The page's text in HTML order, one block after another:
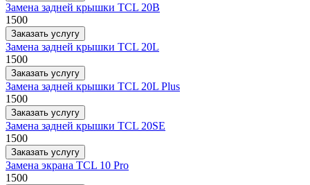
Замена задней крышки TCL 20B
1500
Заказать услугу
Замена задней крышки TCL 20L
1500
Заказать услугу
Замена задней крышки TCL 20L Plus
1500
Заказать услугу
Замена задней крышки TCL 20SE
1500
Заказать услугу
Замена экрана TCL 10 Pro
1500